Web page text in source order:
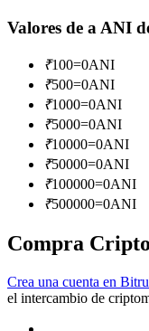
Información
Análisis de big
Valores de a ANI
₹100=0ANI
₹500=0ANI
₹1000=0ANI
₹5000=0ANI
₹10000=0ANI
₹50000=0ANI
₹100000=0ANI
₹500000=0ANI
Compra
Crea una cuenta en
el intercambio de